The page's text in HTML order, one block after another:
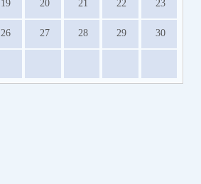
19 20 21 22 23
26 27 28 29 30